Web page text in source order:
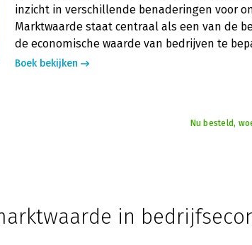
inzicht in verschillende benaderingen voor
Marktwaarde staat centraal als een van de
de economische waarde van bedrijven te
Boek bekijken
Nu besteld,
in